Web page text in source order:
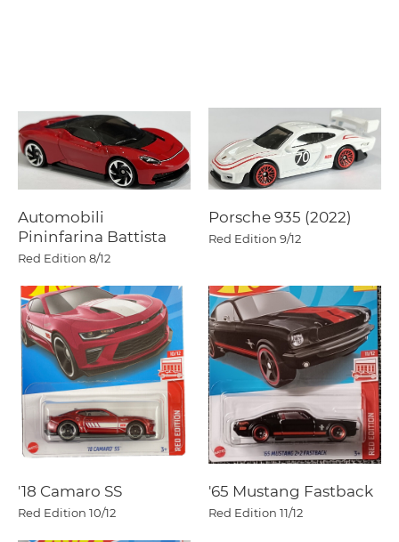
Automobili
Pininfarina Battista
Red Edition 8/12
Porsche 935 (2022)
Red Edition 9/12
'18 Camaro SS
Red Edition 10/12
'65 Mustang Fastback
Red Edition 11/12